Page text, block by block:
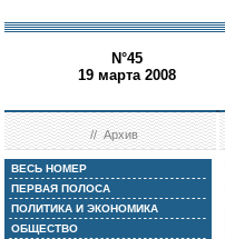
N°45
19 марта 2008
//Архив
ВЕСЬ НОМЕР
ПЕРВАЯ ПОЛОСА
ПОЛИТИКА И ЭКОНОМИКА
ОБЩЕСТВО